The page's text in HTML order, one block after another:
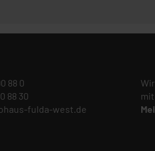
88 0
88 30
fulda-west.de